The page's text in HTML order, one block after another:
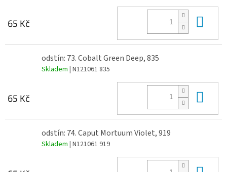
65 Kč
odstín: 73. Cobalt Green Deep, 835
Skladem | N121061 835
65 Kč
odstín: 74. Caput Mortuum Violet, 919
Skladem | N121061 919